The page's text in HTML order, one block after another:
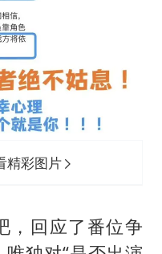
精彩图片
，回应了番位争